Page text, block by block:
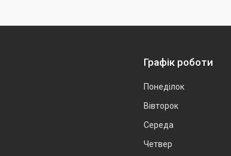
Графік роботи
Понеділок
Вівторок
Середа
Четвер